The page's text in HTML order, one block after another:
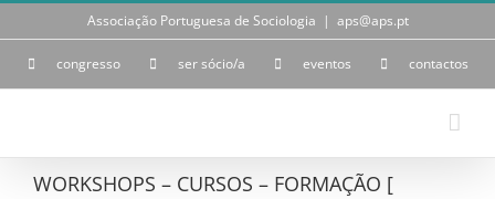
Skip
Associação Portuguesa de Sociologia | aps@aps.pt
congresso ser sócio/a eventos contactos
WORKSHOPS – CURSOS – FORMAÇÃO [